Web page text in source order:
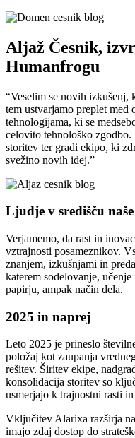
Aljaž Česnik,
Humanfrogu
“Veselim se novih
tem ustvarjamo preplet
tehnologijama, ki se
celovito tehnološko
storitev ter gradi ekipo, ki
svežino novih idej.”
Ljudje v središču
Verjamemo, da rast in
vztrajnosti posameznikov.
znanjem, izkušnjami in
katerem sodelovanje,
papirju, ampak način dela.
2025 in naprej
Leto 2025 je prineslo
položaj kot zaupanja
rešitev. Širitev ekipe,
konsolidacija storitev so
usmerjajo k trajnostni rasti
Vključitev Alarixa razširja
imajo zdaj dostop do